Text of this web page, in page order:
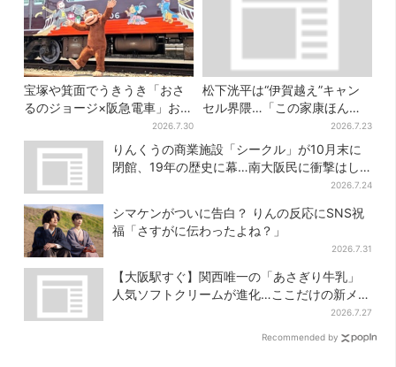
宝塚や箕面でうきうき「おさ
るのジョージ×阪急電車」お披
露目！マルーンの制服で神
戸・宝塚・京都各線に添乗
2026.7.30
松下洸平は“伊賀越え”キャン
セル界隈…「この家康ほんと
憎たらしいな」【豊臣兄弟】
2026.7.23
りんくうの商業施設「シークル」が10月末に
閉館、19年の歴史に幕…南大阪民に衝撃はし
2026.7.24
シマケンがついに告白？ りんの反応にSNS祝
福「さすがに伝わったよね？」
2026.7.31
【大阪駅すぐ】関西唯一の「あさぎり牛乳」
人気ソフトクリームが進化…ここだけの新メニ
2026.7.27
Recommended by